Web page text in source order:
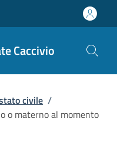
Caccivio
civile /
o materno al momento